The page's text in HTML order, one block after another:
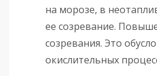
на морозе, в
ее созревание.
созревания. Это
окислительных